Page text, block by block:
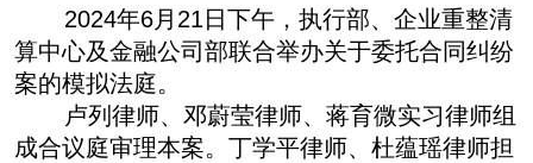
2024年6月21日下午，执行部、企业重整清
算中心及金融公司部联合举办关于委托合同纠纷
案的模拟法庭。
卢列律师、邓蔚莹律师、蒋育微实习律师组
成合议庭审理本案。丁学平律师、杜蕴瑶律师担